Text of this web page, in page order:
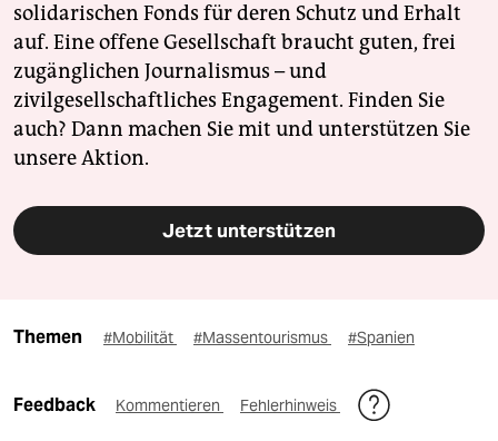
solidarischen Fonds für deren Schutz und Erhalt
auf. Eine offene Gesellschaft braucht guten, frei
zugänglichen Journalismus – und
zivilgesellschaftliches Engagement. Finden Sie
auch? Dann machen Sie mit und unterstützen Sie
unsere Aktion.
Jetzt unterstützen
Themen #Mobilität #Massentourismus #Spanien
Feedback Kommentieren Fehlerhinweis